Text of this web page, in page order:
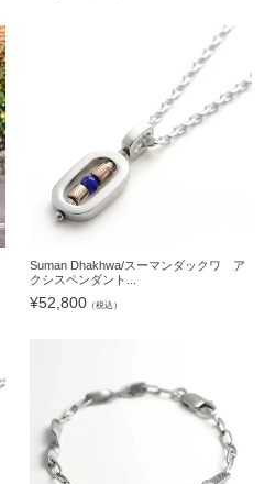
Suman Dhakhwa/スーマンダックワ ア
クシスペンダント...
¥52,800 （税込）